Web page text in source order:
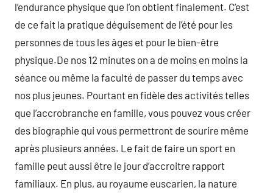
l’endurance physique que l’on obtient finalement. C’est
de ce fait la pratique déguisement de l’été pour les
personnes de tous les âges et pour le bien-être
physique.De nos 12 minutes on a de moins en moins la
séance ou même la faculté de passer du temps avec
nos plus jeunes. Pourtant en fidèle des activités telles
que l’accrobranche en famille, vous pouvez vous créer
des biographie qui vous permettront de sourire même
après plusieurs années. Le fait de faire un sport en
famille peut aussi être le jour d’accroitre rapport
familiaux. En plus, au royaume euscarien, la nature